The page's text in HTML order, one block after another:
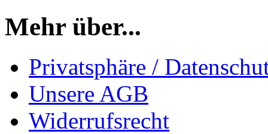
Mehr über...
Privatsphäre /
Unsere AGB
Widerrufsrecht